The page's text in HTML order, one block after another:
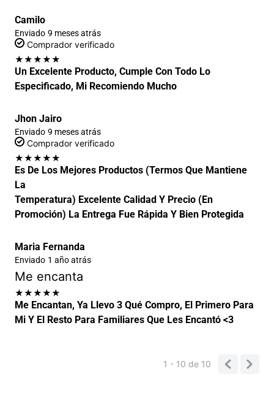
★★★★★
Comprador verificado
Enviado 9 meses atrás
Camilo
Un Excelente Producto, Cumple Con Todo Lo
Especificado, Mi Recomiendo Mucho
★★★★★
Comprador verificado
Enviado 9 meses atrás
Jhon Jairo
Es De Los Mejores Productos (termos Que Mantiene
La
Temperatura) Excelente Calidad Y Precio (en
Promoción) La Entrega Fue Rápida Y Bien Protegida
★★★★★
Me encanta
Enviado 1 año atrás
Maria Fernanda
Me Encantan, Ya Llevo 3 Qué Compro, El Primero Para
Mi Y El Resto Para Familiares Que Les Encantó <3
1 - 10de 10